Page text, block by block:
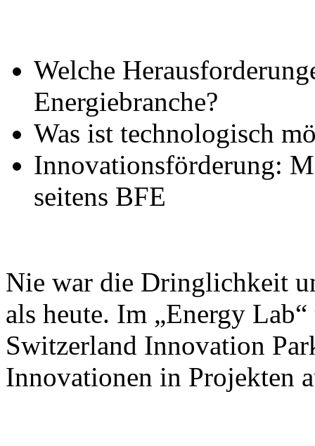
Welche
Energiebranche?
Was ist technologisch
Innovationsförderung:
seitens BFE
Nie war die Dringlichkeit
als heute. Im „Energy
Switzerland Innovation
Innovationen in Projekten